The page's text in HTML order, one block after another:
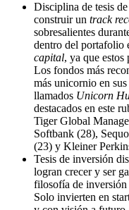
Disciplina de tesis
construir un track
sobresalientes
dentro del portafolio
capital, ya que
Los fondos más
más unicornio en
llamados Unicorn
destacados en este
Tiger Global
Softbank (28),
(23) y Kleiner
Tesis de inversión
logran crecer y ser
filosofía de
Solo invierten en